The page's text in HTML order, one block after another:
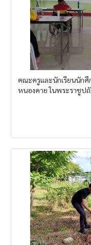
คณะครูและนักเรียนนักศึ
หนองคาย ในพระราชูปถั